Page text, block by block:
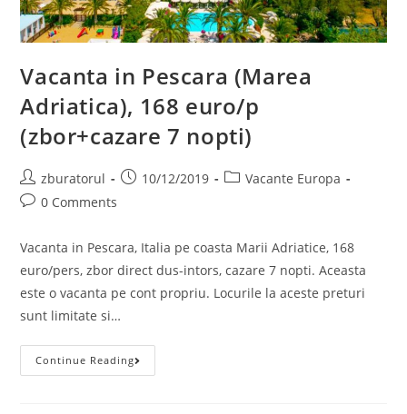
Vacanta in Pescara (Marea
Adriatica), 168 euro/p
(zbor+cazare 7 nopti)
Post
author:
zburatorul
Post10/12/2019
PostVacante Europa
Post0 Comments
Vacanta in Pescara, Italia pe coasta Marii Adriatice, 168
euro/pers, zbor direct dus-intors, cazare 7 nopti. Aceasta
este o vacanta pe cont propriu. Locurile la aceste preturi
sunt limitate si…
Continue ReadingVacanta
In